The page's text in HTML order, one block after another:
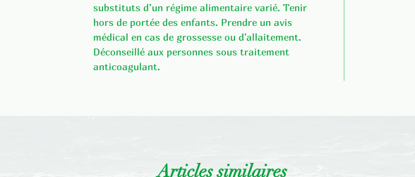
substituts d’un régime alimentaire varié. Tenir
hors de portée des enfants. Prendre un avis
médical en cas de grossesse ou d'allaitement.
Déconseillé aux personnes sous traitement
anticoagulant.
Articles similaires